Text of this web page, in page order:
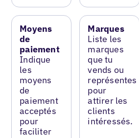
Moyens
de
paiement
Indique
les
moyens
de
paiement
acceptés
pour
faciliter
Marques
Liste les
marques
que tu
vends ou
représentes
pour
attirer les
clients
intéressés.